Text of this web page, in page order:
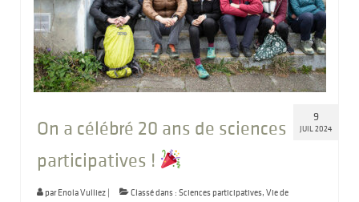
9
JUIL 2024
On a célébré 20 ans de sciences
participatives !
parEnola Vulliez | Classé dans : Sciences participatives, Vie de